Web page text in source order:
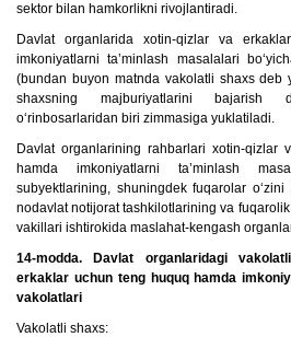
sektor bilan hamkorlikni rivojlantiradi.
Davlat organlarida xotin-qizlar va
imkoniyatlarni ta’minlash masalalari
(bundan buyon matnda vakolatli shaxs deb
shaxsning majburiyatlarini bajarish
o‘rinbosarlaridan biri zimmasiga yuklatiladi.
Davlat organlarining rahbarlari xotin-qizlar
hamda imkoniyatlarni ta’minlash
subyektlarining, shuningdek fuqarolar
nodavlat notijorat tashkilotlarining va
vakillari ishtirokida maslahat-kengash
14-modda. Davlat organlaridagi
erkaklar uchun teng huquq hamda
vakolatlari
Vakolatli shaxs: